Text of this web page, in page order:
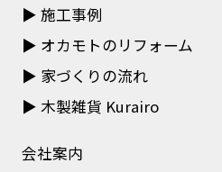
施工事例
オカモトのリフォーム
家づくりの流れ
木製雑貨 Kurairo
会社案内